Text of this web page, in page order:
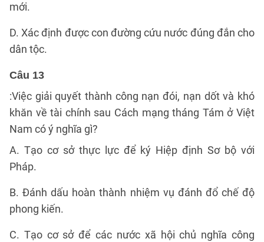
mới.
D. Xác định được con đường cứu nước đúng đắn cho
dân tộc.
Câu 13
:Việc giải quyết thành công nạn đói, nạn dốt và khó
khăn về tài chính sau Cách mạng tháng Tám ở Việt
Nam có ý nghĩa gì?
A. Tạo cơ sở thực lực để ký Hiệp định Sơ bộ với
Pháp.
B. Đánh dấu hoàn thành nhiệm vụ đánh đổ chế độ
phong kiến.
C. Tạo cơ sở để các nước xã hội chủ nghĩa công